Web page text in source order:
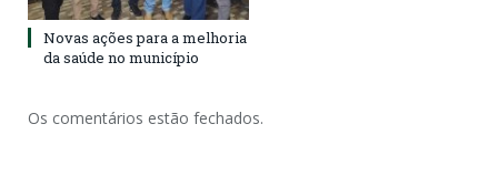
Novas ações para a melhoria
da saúde no município
Os comentários estão fechados.